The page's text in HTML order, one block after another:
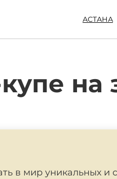
АСТАНА
на
в мир уникальных и